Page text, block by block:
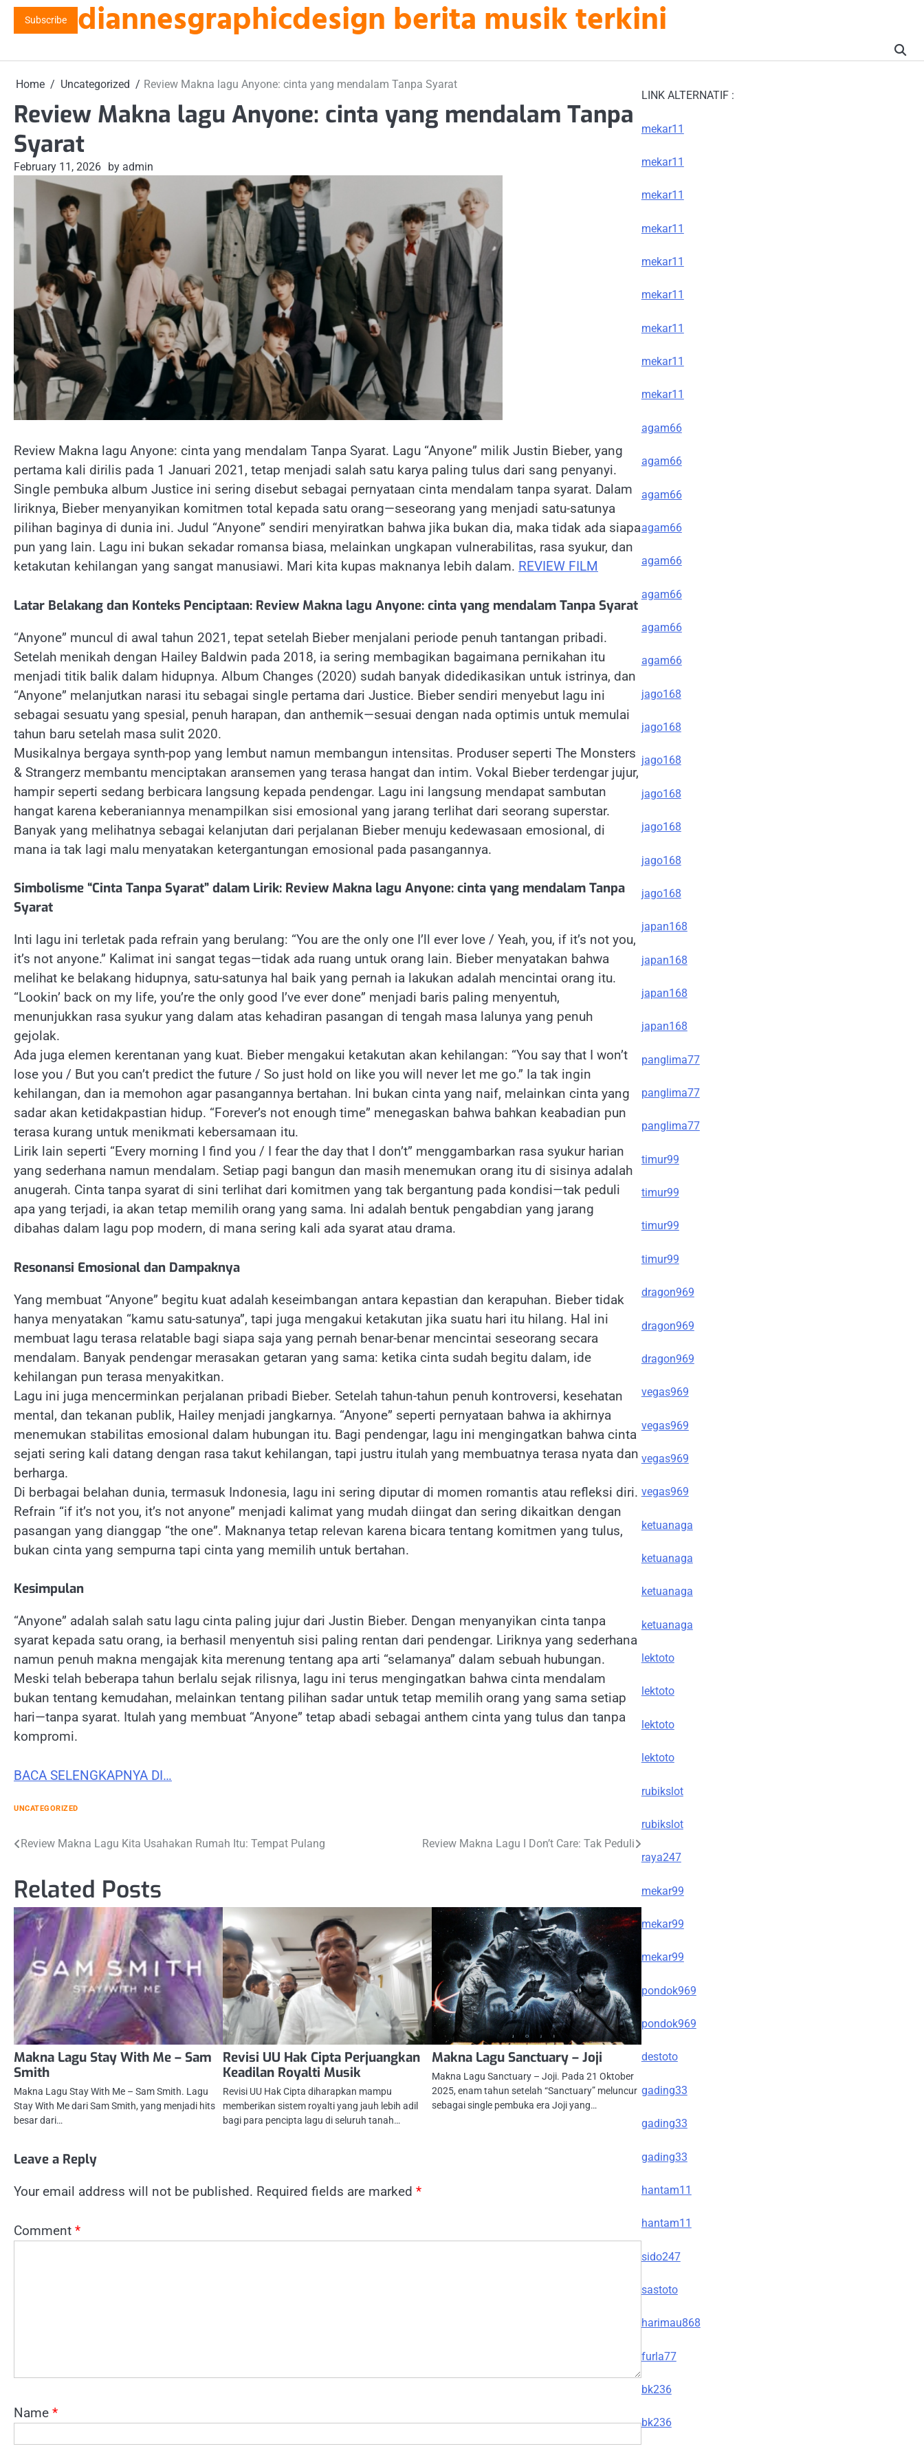
Skip
Subscribe diannesgraphicdesign berita musik terkini
Home Uncategorized Review Makna lagu Anyone: cinta yang mendalam Tanpa Syarat
Review Makna lagu Anyone: cinta yang mendalam Tanpa
Syarat
February 11, 2026 by admin
Review Makna lagu Anyone: cinta yang mendalam Tanpa Syarat. Lagu “Anyone” milik Justin Bieber, yang
pertama kali dirilis pada 1 Januari 2021, tetap menjadi salah satu karya paling tulus dari sang penyanyi.
Single pembuka album Justice ini sering disebut sebagai pernyataan cinta mendalam tanpa syarat. Dalam
liriknya, Bieber menyanyikan komitmen total kepada satu orang—seseorang yang menjadi satu-satunya
pilihan baginya di dunia ini. Judul “Anyone” sendiri menyiratkan bahwa jika bukan dia, maka tidak ada siapa
pun yang lain. Lagu ini bukan sekadar romansa biasa, melainkan ungkapan vulnerabilitas, rasa syukur, dan
ketakutan kehilangan yang sangat manusiawi. Mari kita kupas maknanya lebih dalam. REVIEW FILM
Latar Belakang dan Konteks Penciptaan: Review Makna lagu Anyone: cinta yang mendalam Tanpa Syarat
“Anyone” muncul di awal tahun 2021, tepat setelah Bieber menjalani periode penuh tantangan pribadi.
Setelah menikah dengan Hailey Baldwin pada 2018, ia sering membagikan bagaimana pernikahan itu
menjadi titik balik dalam hidupnya. Album Changes (2020) sudah banyak didedikasikan untuk istrinya, dan
“Anyone” melanjutkan narasi itu sebagai single pertama dari Justice. Bieber sendiri menyebut lagu ini
sebagai sesuatu yang spesial, penuh harapan, dan anthemik—sesuai dengan nada optimis untuk memulai
tahun baru setelah masa sulit 2020.
Musikalnya bergaya synth-pop yang lembut namun membangun intensitas. Produser seperti The Monsters
& Strangerz membantu menciptakan aransemen yang terasa hangat dan intim. Vokal Bieber terdengar jujur,
hampir seperti sedang berbicara langsung kepada pendengar. Lagu ini langsung mendapat sambutan
hangat karena keberaniannya menampilkan sisi emosional yang jarang terlihat dari seorang superstar.
Banyak yang melihatnya sebagai kelanjutan dari perjalanan Bieber menuju kedewasaan emosional, di
mana ia tak lagi malu menyatakan ketergantungan emosional pada pasangannya.
Simbolisme “Cinta Tanpa Syarat” dalam Lirik: Review Makna lagu Anyone: cinta yang mendalam Tanpa
Syarat
Inti lagu ini terletak pada refrain yang berulang: “You are the only one I’ll ever love / Yeah, you, if it’s not you,
it’s not anyone.” Kalimat ini sangat tegas—tidak ada ruang untuk orang lain. Bieber menyatakan bahwa
melihat ke belakang hidupnya, satu-satunya hal baik yang pernah ia lakukan adalah mencintai orang itu.
“Lookin’ back on my life, you’re the only good I’ve ever done” menjadi baris paling menyentuh,
menunjukkan rasa syukur yang dalam atas kehadiran pasangan di tengah masa lalunya yang penuh
gejolak.
Ada juga elemen kerentanan yang kuat. Bieber mengakui ketakutan akan kehilangan: “You say that I won’t
lose you / But you can’t predict the future / So just hold on like you will never let me go.” Ia tak ingin
kehilangan, dan ia memohon agar pasangannya bertahan. Ini bukan cinta yang naif, melainkan cinta yang
sadar akan ketidakpastian hidup. “Forever’s not enough time” menegaskan bahwa bahkan keabadian pun
terasa kurang untuk menikmati kebersamaan itu.
Lirik lain seperti “Every morning I find you / I fear the day that I don’t” menggambarkan rasa syukur harian
yang sederhana namun mendalam. Setiap pagi bangun dan masih menemukan orang itu di sisinya adalah
anugerah. Cinta tanpa syarat di sini terlihat dari komitmen yang tak bergantung pada kondisi—tak peduli
apa yang terjadi, ia akan tetap memilih orang yang sama. Ini adalah bentuk pengabdian yang jarang
dibahas dalam lagu pop modern, di mana sering kali ada syarat atau drama.
Resonansi Emosional dan Dampaknya
Yang membuat “Anyone” begitu kuat adalah keseimbangan antara kepastian dan kerapuhan. Bieber tidak
hanya menyatakan “kamu satu-satunya”, tapi juga mengakui ketakutan jika suatu hari itu hilang. Hal ini
membuat lagu terasa relatable bagi siapa saja yang pernah benar-benar mencintai seseorang secara
mendalam. Banyak pendengar merasakan getaran yang sama: ketika cinta sudah begitu dalam, ide
kehilangan pun terasa menyakitkan.
Lagu ini juga mencerminkan perjalanan pribadi Bieber. Setelah tahun-tahun penuh kontroversi, kesehatan
mental, dan tekanan publik, Hailey menjadi jangkarnya. “Anyone” seperti pernyataan bahwa ia akhirnya
menemukan stabilitas emosional dalam hubungan itu. Bagi pendengar, lagu ini mengingatkan bahwa cinta
sejati sering kali datang dengan rasa takut kehilangan, tapi justru itulah yang membuatnya terasa nyata dan
berharga.
Di berbagai belahan dunia, termasuk Indonesia, lagu ini sering diputar di momen romantis atau refleksi diri.
Refrain “if it’s not you, it’s not anyone” menjadi kalimat yang mudah diingat dan sering dikaitkan dengan
pasangan yang dianggap “the one”. Maknanya tetap relevan karena bicara tentang komitmen yang tulus,
bukan cinta yang sempurna tapi cinta yang memilih untuk bertahan.
Kesimpulan
“Anyone” adalah salah satu lagu cinta paling jujur dari Justin Bieber. Dengan menyanyikan cinta tanpa
syarat kepada satu orang, ia berhasil menyentuh sisi paling rentan dari pendengar. Liriknya yang sederhana
namun penuh makna mengajak kita merenung tentang apa arti “selamanya” dalam sebuah hubungan.
Meski telah beberapa tahun berlalu sejak rilisnya, lagu ini terus mengingatkan bahwa cinta mendalam
bukan tentang kemudahan, melainkan tentang pilihan sadar untuk tetap memilih orang yang sama setiap
hari—tanpa syarat. Itulah yang membuat “Anyone” tetap abadi sebagai anthem cinta yang tulus dan tanpa
kompromi.
BACA SELENGKAPNYA DI…
UNCATEGORIZED
Post
Review Makna Lagu Kita Usahakan Rumah Itu: Tempat Pulang Review Makna Lagu I Don’t Care: Tak Peduli
Related Posts
Makna Lagu Stay With Me – Sam
Smith
Makna Lagu Stay With Me – Sam Smith. Lagu
Stay With Me dari Sam Smith, yang menjadi hits
besar dari…
Revisi UU Hak Cipta Perjuangkan
Keadilan Royalti Musik
Revisi UU Hak Cipta diharapkan mampu
memberikan sistem royalti yang jauh lebih adil
bagi para pencipta lagu di seluruh tanah…
Makna Lagu Sanctuary – Joji
Makna Lagu Sanctuary – Joji. Pada 21 Oktober
2025, enam tahun setelah “Sanctuary” meluncur
sebagai single pembuka era Joji yang…
Leave a Reply
Your email address will not be published. Required fields are marked *
Comment *
Name *
LINK ALTERNATIF :
mekar11
mekar11
mekar11
mekar11
mekar11
mekar11
mekar11
mekar11
mekar11
agam66
agam66
agam66
agam66
agam66
agam66
agam66
agam66
jago168
jago168
jago168
jago168
jago168
jago168
jago168
japan168
japan168
japan168
japan168
panglima77
panglima77
panglima77
timur99
timur99
timur99
timur99
dragon969
dragon969
dragon969
vegas969
vegas969
vegas969
vegas969
ketuanaga
ketuanaga
ketuanaga
ketuanaga
lektoto
lektoto
lektoto
lektoto
rubikslot
rubikslot
raya247
mekar99
mekar99
mekar99
pondok969
pondok969
destoto
gading33
gading33
gading33
hantam11
hantam11
sido247
sastoto
harimau868
furla77
bk236
bk236